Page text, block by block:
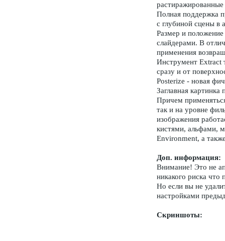
Полная поддержка
с глубиной сцены в
Размер и
слайдерами. В
применения
Инструмент Extract
сразу и от
Posterize - новая
Заглавная
Причем
так и на уровне
изображения
кистями, альфами,
Environment, а
Доп. информация:
Внимание! Это не
никакого риска
Но если вы не
настройками
Скриншоты: